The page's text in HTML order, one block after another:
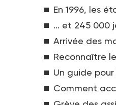
En 1996, les
... et 245 000
Arrivée des
Reconnaître
Un guide
Comment